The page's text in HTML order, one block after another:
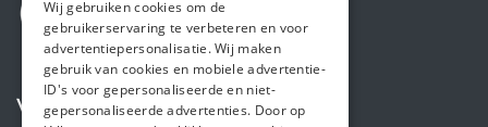
Volg ons
ENGLISH
Wij gebruiken cookies om de
gebruikerservaring te verbeteren en voor
advertentiepersonalisatie. Wij maken
gebruik van cookies en mobiele advertentie-
ID's voor gepersonaliseerde en niet-
gepersonaliseerde advertenties. Door op